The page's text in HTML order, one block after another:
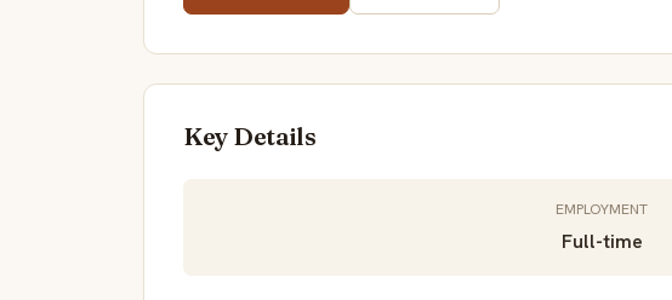
Key Details
EMPLOYMENT
Full-time